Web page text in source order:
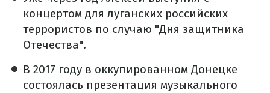
концертом для луганских российских
террористов по случаю "Дня защитника
Отечества".
В 2017 году в оккупированном Донецке
состоялась презентация музыкального